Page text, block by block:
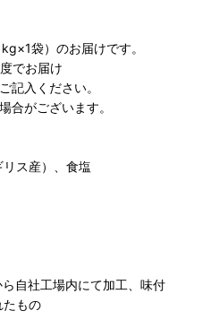
袋）のお届けです。
でお届け
記入ください。
合がございます。
ス産）、食塩
自社工場内にて加工、味付
たもの